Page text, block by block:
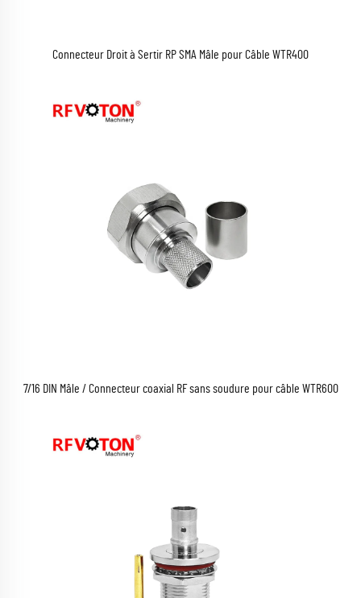
Connecteur Droit à Sertir RP SMA Mâle pour Câble WTR400
7/16 DIN Mâle / Connecteur coaxial RF sans soudure pour câble WTR600